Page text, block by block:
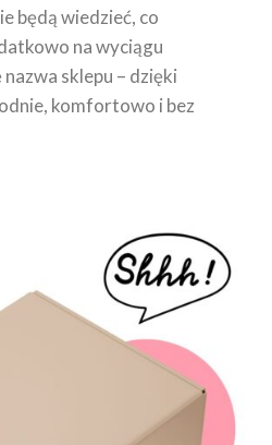
będą wiedzieć, co
na wyciągu
sklepu – dzięki
komfortowo i bez